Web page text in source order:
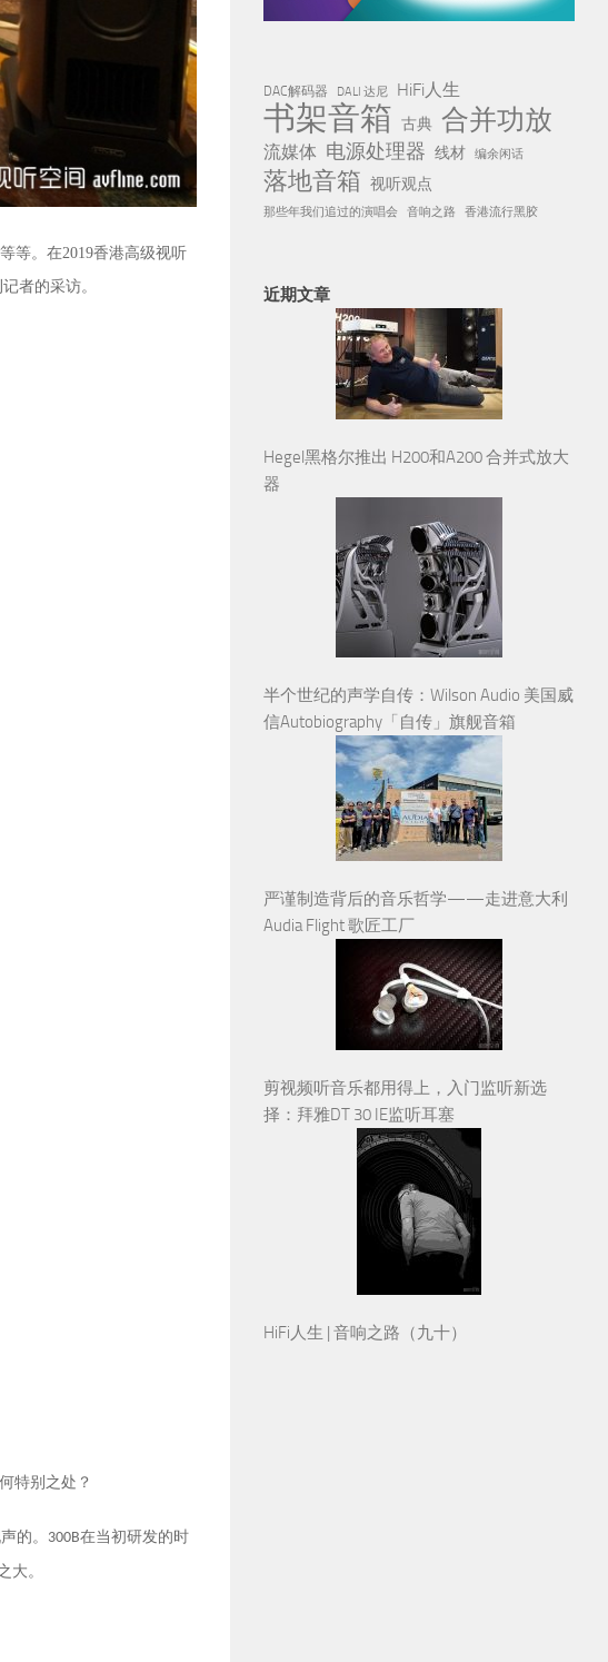
等。在2019香港高级视听
者的采访。
特别之处？
的。 300B在当初研发的时
大。
DAC解码器 DALI 达尼 HiFi人生
书架音箱 古典 合并功放
流媒体 电源处理器 线材 编余闲话
落地音箱 视听观点
那些年我们追过的演唱会 音响之路 香港流行黑胶
近期文章
Hegel黑格尔推出 H200和A200 合并式放大
器
半个世纪的声学自传：Wilson Audio 美国威
信Autobiography「自传」旗舰音箱
严谨制造背后的音乐哲学——走进意大利
Audia Flight 歌匠工厂
剪视频听音乐都用得上，入门监听新选
择：拜雅DT 30 IE监听耳塞
HiFi人生 | 音响之路（九十）